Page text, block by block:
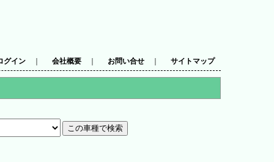
グイン 会社概要 お問い合せ サイトマップ